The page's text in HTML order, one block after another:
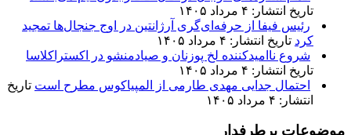
تاریخ انتشار: ۴ مرداد ۱۴۰۵
رئیس فیفا از حرفه‌ای‌گری آرژانتین در اوج جنجال‌ها تمجید
کرد تاریخ انتشار: ۴ مرداد ۱۴۰۵
شروع ناامیدکننده لخ پوزنان و صیادمنشو در اکستراکلاسا
تاریخ انتشار: ۴ مرداد ۱۴۰۵
احتمال جدایی مهدی طارمی از المپیاکوس مطرح است تاریخ
انتشار: ۴ مرداد ۱۴۰۵
موضوعات پرطرفدار